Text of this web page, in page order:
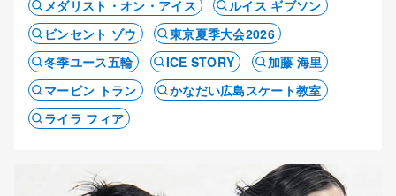
メダリスト・オン・アイス
ルイス ギブソン
ビンセント ゾウ
東京夏季大会2026
冬季ユース五輪
ICE STORY
加藤 海里
マービン トラン
かなだい広島スケート教室
ライラ フィア